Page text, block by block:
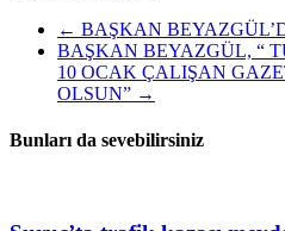
← BAŞKAN
BAŞKAN BEYAZGÜL, “
10 OCAK ÇALIŞAN
OLSUN” →
Bunları da sevebilirsiniz